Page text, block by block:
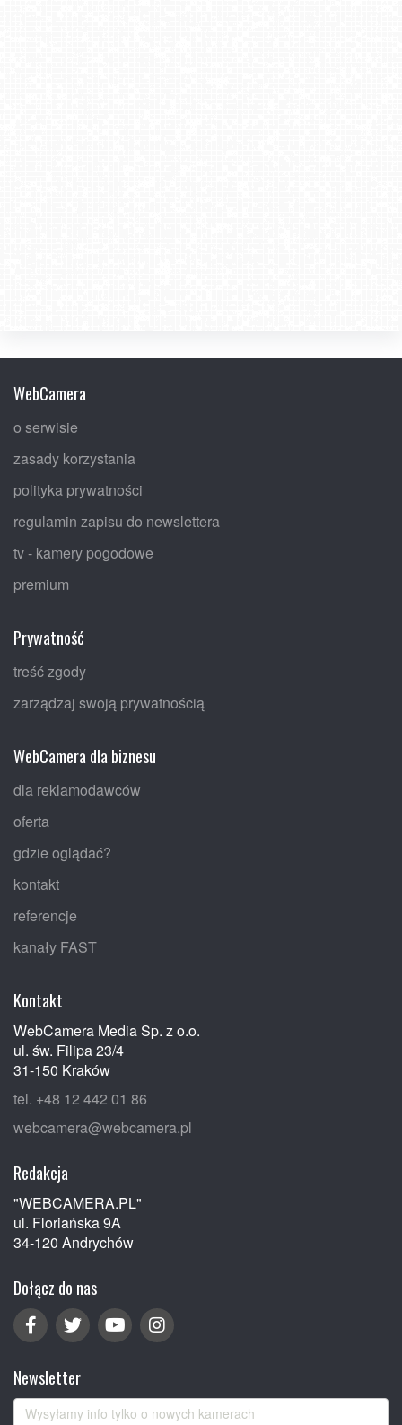
WebCamera
o serwisie
zasady korzystania
polityka prywatności
regulamin zapisu do newslettera
tv - kamery pogodowe
premium
Prywatność
treść zgody
zarządzaj swoją prywatnością
WebCamera dla biznesu
dla reklamodawców
oferta
gdzie oglądać?
kontakt
referencje
kanały FAST
Kontakt
WebCamera Media Sp. z o.o.
ul. św. Filipa 23/4
31-150 Kraków
tel. +48 12 442 01 86
webcamera@webcamera.pl
Redakcja
"WEBCAMERA.PL"
ul. Floriańska 9A
34-120 Andrychów
Dołącz do nas
Newsletter